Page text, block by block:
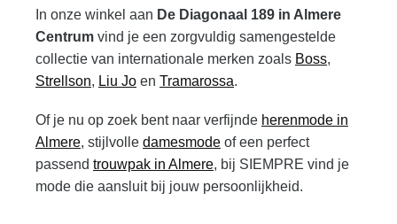
In onze winkel aan De Diagonaal 189 in Almere
Centrum vind je een zorgvuldig samengestelde
collectie van internationale merken zoals Boss,
Strellson, Liu Jo en Tramarossa.
Of je nu op zoek bent naar verfijnde herenmode in
Almere, stijlvolle damesmode of een perfect
passend trouwpak in Almere, bij SIEMPRE vind je
mode die aansluit bij jouw persoonlijkheid.